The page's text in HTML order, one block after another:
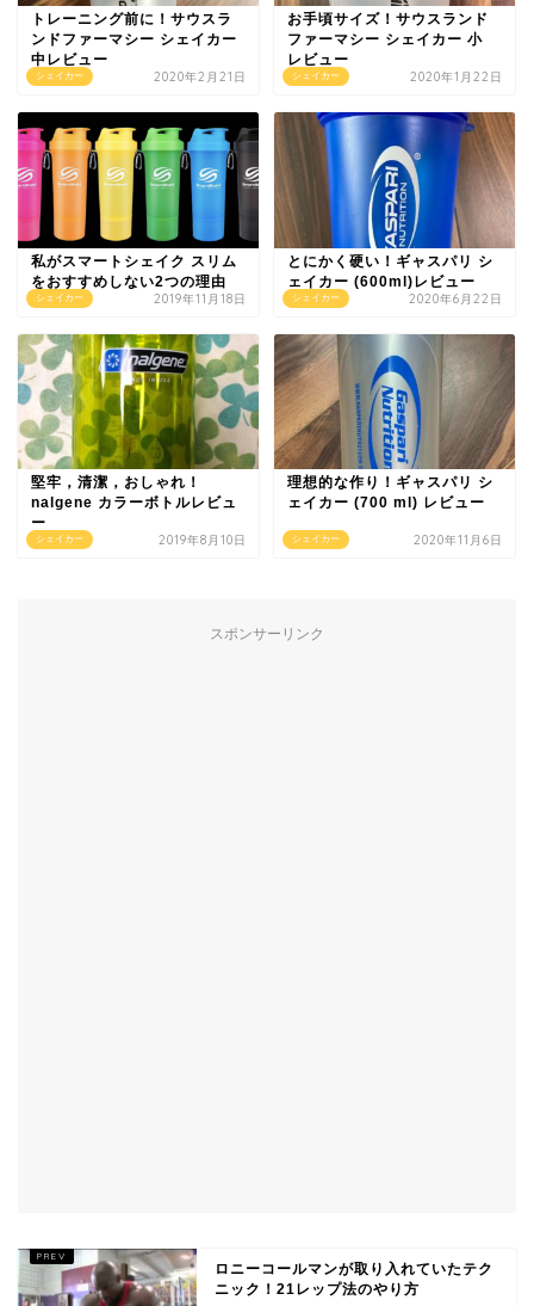
シェイカー
トレーニング前に！サウスラ
ンドファーマシー シェイカー
中レビュー
2020年2月21日 シェイカー
お手頃サイズ！サウスランド
ファーマシー シェイカー 小
レビュー
2020年1月22日
シェイカー
私がスマートシェイク スリム
をおすすめしない2つの理由
2019年11月18日 シェイカー
とにかく硬い！ギャスパリ シ
ェイカー (600ml)レビュー
2020年6月22日
シェイカー
堅牢，清潔，おしゃれ！
nalgene カラーボトルレビュ
ー
2019年8月10日 シェイカー
理想的な作り！ギャスパリ シ
ェイカー (700 ml) レビュー
2020年11月6日
スポンサーリンク
ロニーコールマンが取り入れていたテク
ニック！21レップ法のやり方